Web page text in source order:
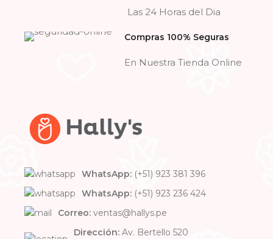
Las 24 Horas del Dia
Compras 100% Seguras
En Nuestra Tienda Online
WhatsApp: (+51) 923 381 396
WhatsApp: (+51) 923 236 424
Correo: ventas@hallys.pe
Dirección: Av. Bertello 520